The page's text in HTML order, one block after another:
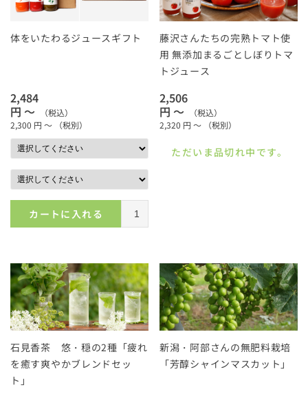
体をいたわるジュースギフト
2,484
円 ～
（税込）
2,300 円 ～ （税別）
カートに入れる
藤沢さんたちの完熟トマト使
用 無添加まるごとしぼりトマ
トジュース
2,506
円 ～
（税込）
2,320 円 ～ （税別）
ただいま品切れ中です。
石見香茶 悠・穏の2種「疲れ
を癒す爽やかブレンドセッ
ト」
新潟・阿部さんの無肥料栽培
「芳醇シャインマスカット」